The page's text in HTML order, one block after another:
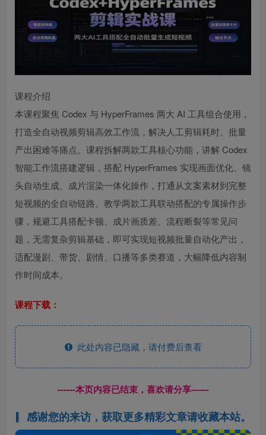
课程介绍
本课程聚焦 Codex 与 HyperFrames 两大 AI 工具组合使用，
打造全自动视频剪辑高效工作流，解决人工剪辑耗时、批量
产出困难等痛点。课程拆解两款工具核心功能，讲解 Codex
智能工作流搭建逻辑，搭配 HyperFrames 实现画面优化、镜
头自动生成、成片渲染一体化操作，打通从文案素材到完整
短视频的全自动链路。教学两款工具联动搭配的专属操作步
骤，规避工具搭配卡顿、成片画质差、流程断裂等常见问
题，无需复杂剪辑基础，即可实现短视频批量自动化产出，
适配漫剧、带货、剧情、口播等多类赛道，大幅降低内容制
作时间成本。
课程下载：
此处内容已隐藏，请付费后查看
------本页内容已结束，喜欢请分享------
感谢您的来访，获取更多精彩文章请收藏本站。